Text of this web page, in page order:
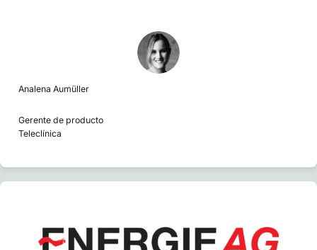
Analena Aumüller
Gerente de producto
Teleclínica